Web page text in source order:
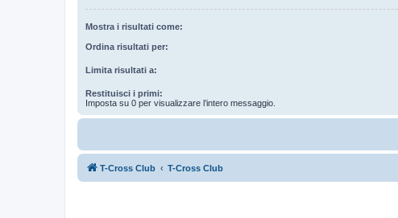
Mostra i risultati come:
Ordina risultati per:
Limita risultati a:
Restituisci i primi:
Imposta su 0 per visualizzare l’intero messaggio.
T-Cross Club T-Cross Club